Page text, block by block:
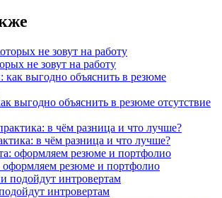
не зовут на работу
выгодно объяснить в резюме отсутствие
в чём разница и что лучше?
оформляем резюме и портфолио
интровертам